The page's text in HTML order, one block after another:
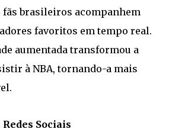
brasileiros acompanhem
favoritos em tempo real.
aumentada transformou a
à NBA, tornando-a mais
Sociais